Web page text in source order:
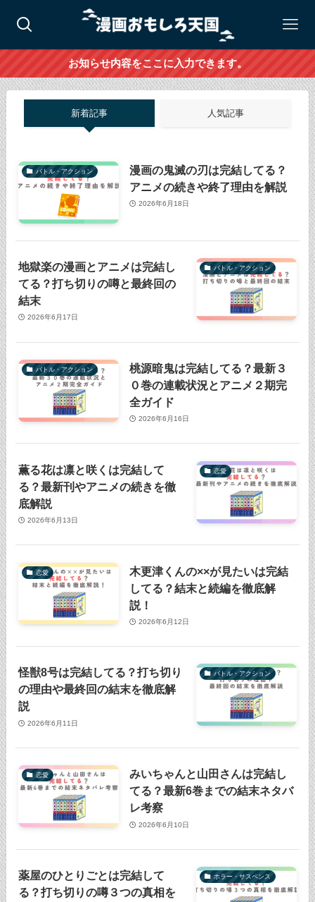
お知らせ内容をここに入力できます。
新着記事 人気記事
バトル・アクション
漫画の鬼滅の刃は完結してる？
アニメの続きや終了理由を解説
2026年6月18日
バトル・アクション
地獄楽の漫画とアニメは完結し
てる？打ち切りの噂と最終回の
結末
2026年6月17日
バトル・アクション
桃源暗鬼は完結してる？最新３
０巻の連載状況とアニメ２期完
全ガイド
2026年6月16日
恋愛
薫る花は凛と咲くは完結して
る？最新刊やアニメの続きを徹
底解説
2026年6月13日
恋愛
木更津くんの××が見たいは完結
してる？結末と続編を徹底解
説！
2026年6月12日
バトル・アクション
怪獣8号は完結してる？打ち切り
の理由や最終回の結末を徹底解
説
2026年6月11日
恋愛
みいちゃんと山田さんは完結し
てる？最新6巻までの結末ネタバ
レ考察
2026年6月10日
ホラー・サスペンス
薬屋のひとりごとは完結して
る？打ち切りの噂３つの真相を